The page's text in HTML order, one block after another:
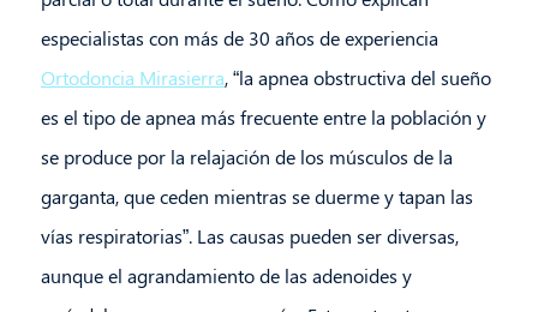
especialistas con más de 30 años de experiencia
Ortodoncia Mirasierra, “la apnea obstructiva del sueño
es el tipo de apnea más frecuente entre la población y
se produce por la relajación de los músculos de la
garganta, que ceden mientras se duerme y tapan las
vías respiratorias”. Las causas pueden ser diversas,
aunque el agrandamiento de las adenoides y